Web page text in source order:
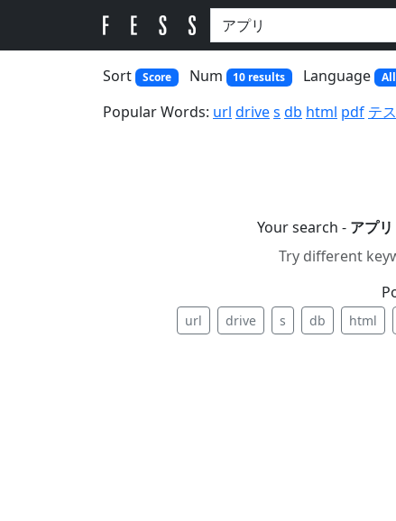
Sort Score Num 10 results Language All
Popular Words: url drives db html pdf テ
Your search - アプリ
Try different
url drive s db html